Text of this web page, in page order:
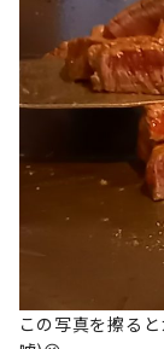
この写真を擦る